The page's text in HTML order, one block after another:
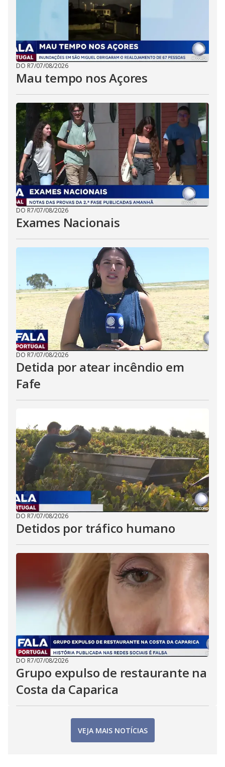
DO R7/07/08/2026
Mau tempo nos Açores
DO R7/07/08/2026
Exames Nacionais
DO R7/07/08/2026
Detida por atear incêndio em
Fafe
DO R7/07/08/2026
Detidos por tráfico humano
DO R7/07/08/2026
Grupo expulso de restaurante na
Costa da Caparica
VEJA MAIS NOTÍCIAS